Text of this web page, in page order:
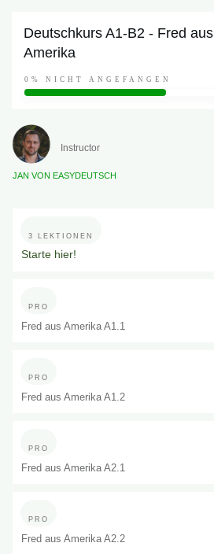
Deutschkurs A1-B2 - Fred aus
Amerika
0% NICHT ANGEFANGEN
Instructor
JAN VON EASYDEUTSCH
3 LEKTIONEN
Starte hier!
PRO
Fred aus Amerika A1.1
PRO
Fred aus Amerika A1.2
PRO
Fred aus Amerika A2.1
PRO
Fred aus Amerika A2.2